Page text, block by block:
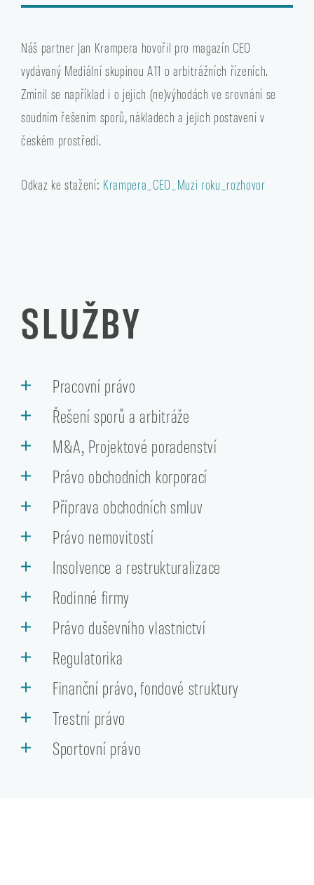
Náš partner Jan Krampera hovořil pro magazín CEO
vydávaný Mediální skupinou A11 o arbitrážních řízeních.
Zmínil se například i o jejich (ne)výhodách ve srovnání se
soudním řešením sporů, nákladech a jejich postavení v
českém prostředí.
Odkaz ke stažení: Krampera_CEO_Muzi roku_rozhovor
SLUŽBY
Pracovní právo
Řešení sporů a arbitráže
M&A, Projektové poradenství
Právo obchodních korporací
Příprava obchodních smluv
Právo nemovitostí
Insolvence a restrukturalizace
Rodinné firmy
Právo duševního vlastnictví
Regulatorika
Finanční právo, fondové struktury
Trestní právo
Sportovní právo